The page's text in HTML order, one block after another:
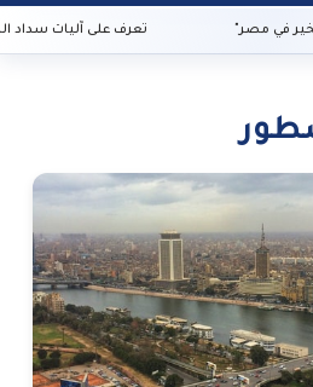
تعرف على آليات سداد الرسوم لحج القرعة 2027 بالمنافذ المعتمدة